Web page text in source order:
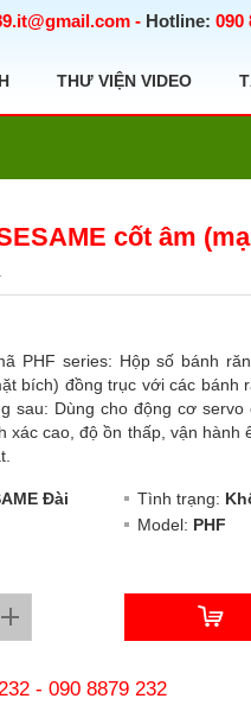
- Hotline: 090
THƯ VIỆN VIDEO
cốt âm
PHF series: Hộp số bánh
bích) đồng trục với các bánh
sau: Dùng cho động cơ servo
xác cao, độ ồn thấp, vận hành
Đài
Tình trạng:
Model: PHF
- 090 8879 232